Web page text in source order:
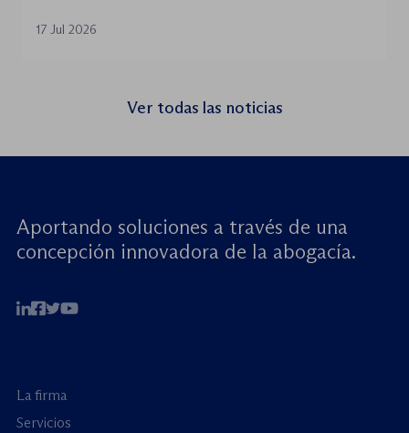
la World Jurist Association (WJA) y Just
seminario web internacional «Trata de
menores: reforzando la rendición de
17 Jul 2026
Ver todas las noticias
Aportando soluciones a través de una
concepción innovadora de la abogacía.
La firma
Servicios